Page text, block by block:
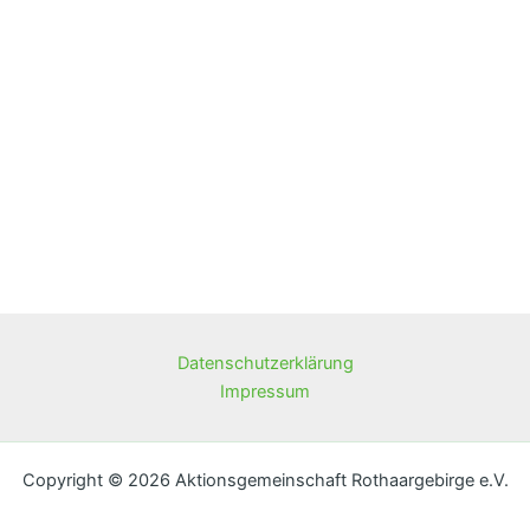
Datenschutzerklärung
Impressum
Copyright © 2026 Aktionsgemeinschaft Rothaargebirge e.V.